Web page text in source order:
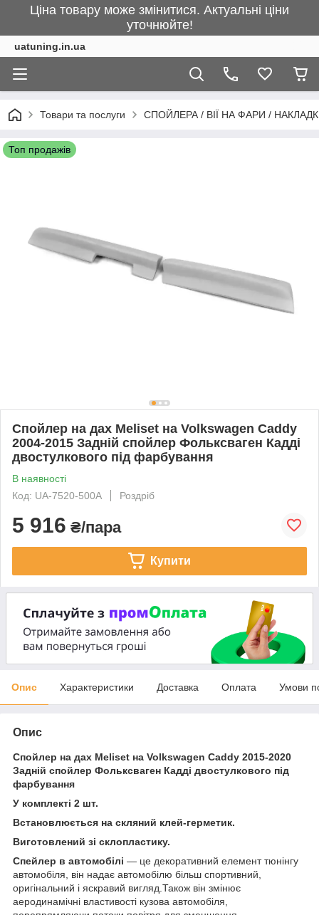
Ціна товару може змінитися. Актуальні ціни
уточнюйте!
uatuning.in.ua
Товари та послуги СПОЙЛЕРА / ВІЇ НА ФАРИ /
Топ продажів
Спойлер на дах Meliset на Volkswagen Caddy
2004-2015 Задній спойлер Фольксваген Кадді
двостулкового під фарбування
В наявності
Код: UA-7520-500A
Роздріб
5 916 ₴/пара
Купити
Опис Характеристики Доставка Оплата Умови
Опис
Спойлер на дах Meliset на Volkswagen Caddy 2015-2020
Задній спойлер Фольксваген Кадді двостулкового під
фарбування
У комплекті 2 шт.
Встановлюється на скляний клей-герметик.
Виготовлений зі склопластику.
Спейлер в автомобілі — це декоративний елемент тюнінгу
автомобіля, він надає автомобілю більш спортивний,
оригінальний і яскравий вигляд.Також він змінює
аеродинамічні властивості кузова автомобіля,